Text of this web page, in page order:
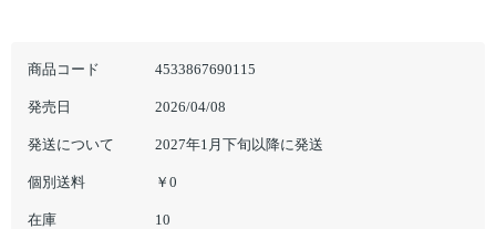
商品コード 4533867690115
発売日 2026/04/08
発送について 2027年1月下旬以降に発送
個別送料 ￥0
在庫 10